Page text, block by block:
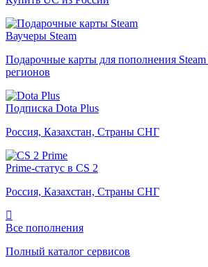
Ваучеры Steam
Подарочные карты для пополнения
регионов
Подписка Dota Plus
Россия, Казахстан, Страны СНГ
Prime-статус в CS 2
Россия, Казахстан, Страны СНГ
Все пополнения
Полный каталог сервисов